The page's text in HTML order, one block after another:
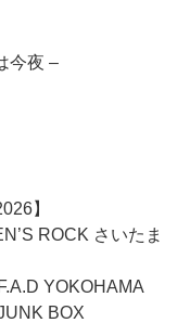
今夜 –
】
ROCK さいたま
YOKOHAMA
BOX